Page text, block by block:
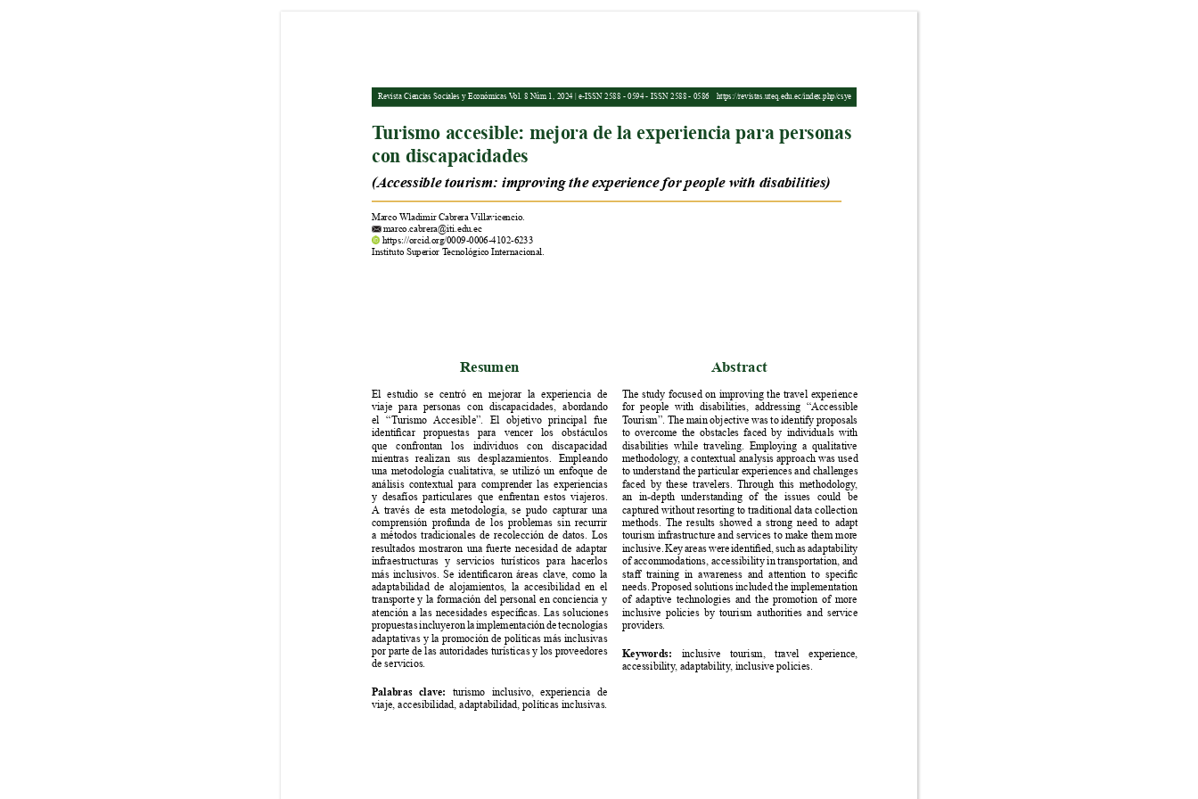
Revista Ciencias Sociales y Económicas Vol. 8 Núm 1, 2024 | e-ISSN 2588 - 0594 - ISSN 2588 - 0586 https://revistas.uteq.edu.ec/index.php/csye
Resumen
El estudio se centró en mejorar la experiencia de
viaje para personas con discapacidades, abordando
el “Turismo Accesible”. El objetivo principal fue
identicar propuestas para vencer los obstáculos
que confrontan los individuos con discapacidad
mientras realizan sus desplazamientos. Empleando
una metodología cualitativa, se utilizó un enfoque de
análisis contextual para comprender las experiencias
y desafíos particulares que enfrentan estos viajeros.
A través de esta metodología, se pudo capturar una
comprensión profunda de los problemas sin recurrir
a métodos tradicionales de recolección de datos. Los
resultados mostraron una fuerte necesidad de adaptar
infraestructuras y servicios turísticos para hacerlos
más inclusivos. Se identicaron áreas clave, como la
adaptabilidad de alojamientos, la accesibilidad en el
transporte y la formación del personal en conciencia y
atención a las necesidades especícas. Las soluciones
propuestas incluyeron la implementación de tecnologías
adaptativas y la promoción de políticas más inclusivas
por parte de las autoridades turísticas y los proveedores
de servicios.
Palabras clave: turismo inclusivo, experiencia de
viaje, accesibilidad, adaptabilidad, políticas inclusivas.
Abstract
The study focused on improving the travel experience
for people with disabilities, addressing “Accessible
Tourism”. The main objective was to identify proposals
to overcome the obstacles faced by individuals with
disabilities while traveling. Employing a qualitative
methodology, a contextual analysis approach was used
to understand the particular experiences and challenges
faced by these travelers. Through this methodology,
an in-depth understanding of the issues could be
captured without resorting to traditional data collection
methods. The results showed a strong need to adapt
tourism infrastructure and services to make them more
inclusive. Key areas were identied, such as adaptability
of accommodations, accessibility in transportation, and
sta training in awareness and attention to specic
needs. Proposed solutions included the implementation
of adaptive technologies and the promotion of more
inclusive policies by tourism authorities and service
providers.
Keywords:
inclusive tourism, travel experience,
accessibility, adaptability, inclusive policies.
Turismo accesible: mejora de la experiencia para personas
con discapacidades
(Accessible tourism: improving the experience for people with disabilities)
Marco Wladimir Cabrera Villavicencio.
marco.cabrera@iti.edu.ec
https://orcid.org/0009-0006-4102-6233
Instituto Superior Tecnológico Internacional.